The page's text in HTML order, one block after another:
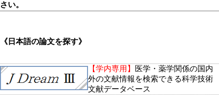
さい。
《日本語の論文を探す》
【学内専用】
医学・薬学関係の国内
外の文献情報を検索できる科学技術
文献データベース